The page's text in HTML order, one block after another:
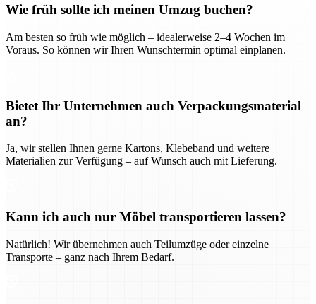
Wie früh sollte ich meinen Umzug buchen?
Am besten so früh wie möglich – idealerweise 2–4 Wochen im
Voraus. So können wir Ihren Wunschtermin optimal einplanen.
Bietet Ihr Unternehmen auch Verpackungsmaterial
an?
Ja, wir stellen Ihnen gerne Kartons, Klebeband und weitere
Materialien zur Verfügung – auf Wunsch auch mit Lieferung.
Kann ich auch nur Möbel transportieren lassen?
Natürlich! Wir übernehmen auch Teilumzüge oder einzelne
Transporte – ganz nach Ihrem Bedarf.